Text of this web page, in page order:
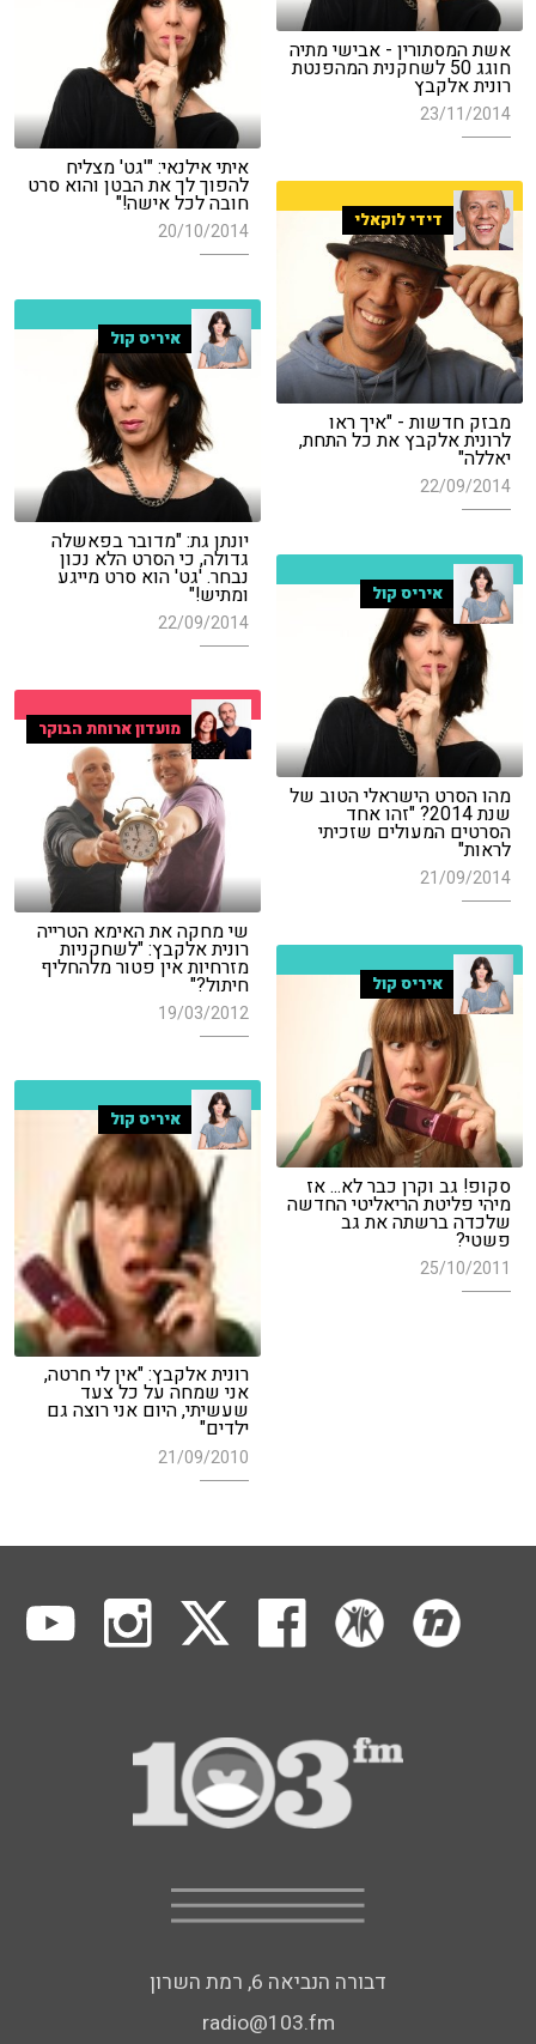
אשת המסתורין - אבישי מתיה
חוגג 50 לשחקנית המהפנטת
רונית אלקבץ
23/11/2014
איתי אילנאי: "'גט' מצליח
להפוך לך את הבטן והוא סרט
חובה לכל אישה!"
20/10/2014 דידי לוקאלי
מבזק חדשות - "איך ראו
לרונית אלקבץ את כל התחת,
יאללה"
22/09/2014
איריס קול
יונתן גת: "מדובר בפאשלה
גדולה, כי הסרט הלא נכון
נבחר. 'גט' הוא סרט מייגע
ומתיש!"
22/09/2014
איריס קול
מהו הסרט הישראלי הטוב של
שנת 2014? "זהו אחד
הסרטים המעולים שזכיתי
לראות"
21/09/2014
מועדון ארוחת הבוקר
שי מחקה את האימא הטרייה
רונית אלקבץ: "לשחקניות
מזרחיות אין פטור מלהחליף
חיתול?"
19/03/2012
איריס קול
סקופ! גב וקרן כבר לא... אז
מיהי פליטת הריאליטי החדשה
שלכדה ברשתה את גב
פשטי?
25/10/2011
איריס קול
רונית אלקבץ: "אין לי חרטה,
אני שמחה על כל צעד
שעשיתי, היום אני רוצה גם
ילדים"
21/09/2010
דבורה הנביאה 6, רמת השרון
radio@103.fm